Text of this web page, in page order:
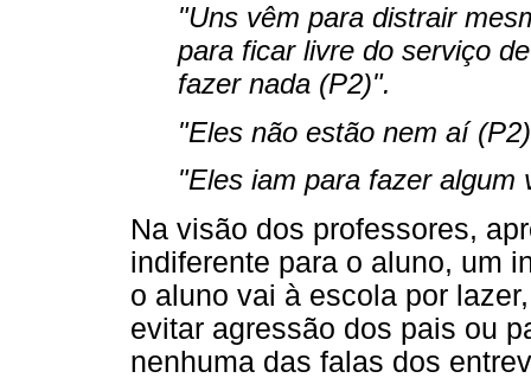
"Uns vêm para distrair
para ficar livre do serviço
fazer nada (P2)".
"Eles não estão nem aí
"Eles iam para fazer algum
Na visão dos professores,
indiferente para o aluno, um
o aluno vai à escola por
evitar agressão dos pais ou
nenhuma das falas dos